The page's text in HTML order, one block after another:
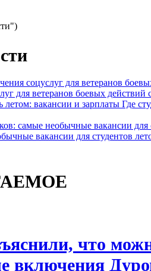
для ветеранов боевых действий
Где
вакансии для студентов
что
включения